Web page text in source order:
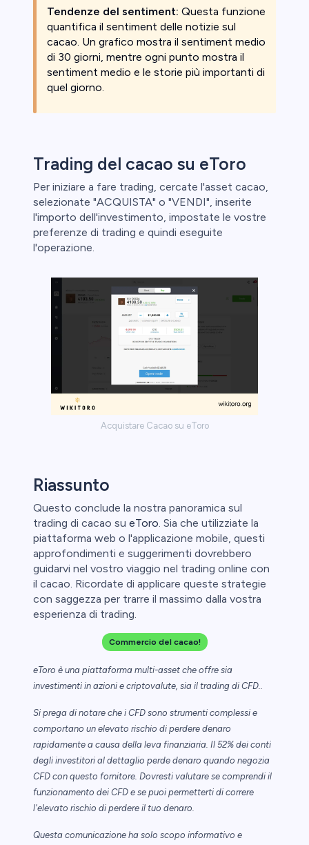
Tendenze del sentiment: Questa funzione
quantifica il sentiment delle notizie sul
cacao. Un grafico mostra il sentiment medio
di 30 giorni, mentre ogni punto mostra il
sentiment medio e le storie più importanti di
quel giorno.
Trading del cacao su eToro
Per iniziare a fare trading, cercate l'asset cacao,
selezionate "ACQUISTA" o "VENDI", inserite
l'importo dell'investimento, impostate le vostre
preferenze di trading e quindi eseguite
l'operazione.
Acquistare Cacao su eToro
Riassunto
Questo conclude la nostra panoramica sul
trading di cacao su eToro. Sia che utilizziate la
piattaforma web o l'applicazione mobile, questi
approfondimenti e suggerimenti dovrebbero
guidarvi nel vostro viaggio nel trading online con
il cacao. Ricordate di applicare queste strategie
con saggezza per trarre il massimo dalla vostra
esperienza di trading.
Commercio del cacao!
eToro è una piattaforma multi-asset che offre sia
investimenti in azioni e criptovalute, sia il trading di CFD..
Si prega di notare che i CFD sono strumenti complessi e
comportano un elevato rischio di perdere denaro
rapidamente a causa della leva finanziaria. Il 52% dei conti
degli investitori al dettaglio perde denaro quando negozia
CFD con questo fornitore. Dovresti valutare se comprendi il
funzionamento dei CFD e se puoi permetterti di correre
l'elevato rischio di perdere il tuo denaro.
Questa comunicazione ha solo scopo informativo e